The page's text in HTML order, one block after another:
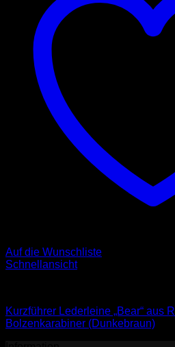
Auf die Wunschliste
Schnellansicht
Kurzführer Lederleine „Bear“ aus
Bolzenkarabiner (Dunkebraun)